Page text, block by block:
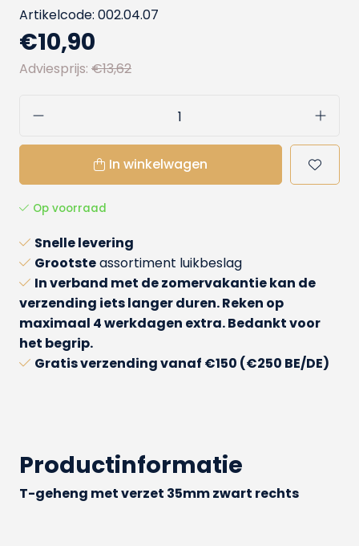
Artikelcode: 002.04.07
€10,90
Adviesprijs: €13,62
In winkelwagen
Op voorraad
Snelle levering
Grootsteassortiment luikbeslag
In verband met de zomervakantie kan de
verzending iets langer duren. Reken op
maximaal 4 werkdagen extra. Bedankt voor
het begrip.
Gratis verzendingvanaf €150 (€250 BE/DE)
Productinformatie
T-geheng met verzet 35mm zwart rechts